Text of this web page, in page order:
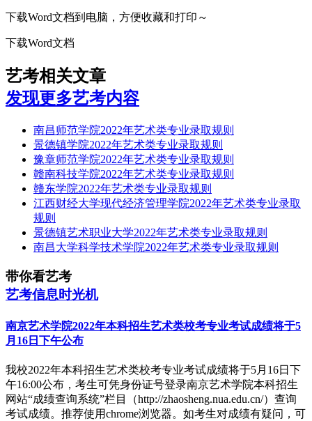
下载Word文档到电脑，方便收藏和打印～
下载Word文档
艺考相关文章
发现更多艺考内容
南昌师范学院2022年艺术类专业录取规则
景德镇学院2022年艺术类专业录取规则
豫章师范学院2022年艺术类专业录取规则
赣南科技学院2022年艺术类专业录取规则
赣东学院2022年艺术类专业录取规则
江西财经大学现代经济管理学院2022年艺术类专业录取
规则
景德镇艺术职业大学2022年艺术类专业录取规则
南昌大学科学技术学院2022年艺术类专业录取规则
带你看艺考
艺考信息时光机
南京艺术学院2022年本科招生艺术类校考专业考试成绩将于5
月16日下午公布
我校2022年本科招生艺术类校考专业考试成绩将于5月16日下
午16:00公布，考生可凭身份证号登录南京艺术学院本科招生
网站“成绩查询系统”栏目（http://zhaosheng.nua.edu.cn/）查询
考试成绩。推荐使用chrome浏览器。如考生对成绩有疑问，可